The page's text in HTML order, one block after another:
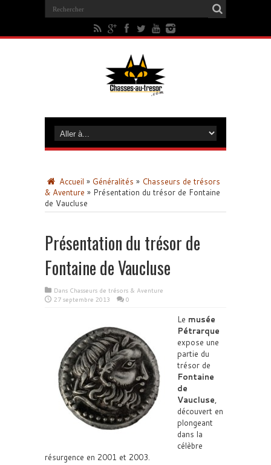
Accueil » Généralités » Chasseurs de trésors
& Aventure » Présentation du trésor de Fontaine
de Vaucluse
Présentation du trésor de
Fontaine de Vaucluse
Dans Chasseurs de trésors & Aventure
27 septembre 2013
0
Le musée
Pétrarque
expose une
partie du
trésor de
Fontaine
de
Vaucluse,
découvert en
plongeant
dans la
célèbre
résurgence en 2001 et 2003.